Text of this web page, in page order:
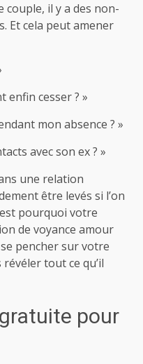
couple, il y a des non-
Et cela peut amener
enfin cesser ? »
mon absence ? »
avec son ex ? »
une relation
être levés si l’on
pourquoi votre
de voyance amour
pencher sur votre
tout ce qu’il
pour